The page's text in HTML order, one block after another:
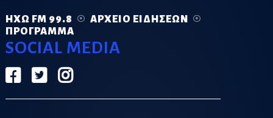
ΗΧΏ FM 99.8
ΑΡΧΕΊΟ ΕΙΔΉΣΕΩΝ
ΠΡΌΓΡΑΜΜΑ
SOCIAL MEDIA